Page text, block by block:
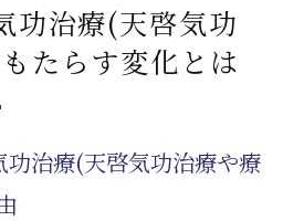
説
治療(天啓気功治療や療法)の
療や療法)で得られる天啓
功治療(天啓気功
たらす変化とは
功治療(天啓気功治療や療